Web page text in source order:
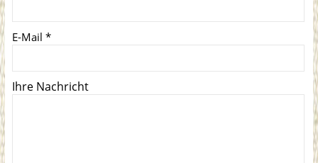
E-Mail *
Ihre Nachricht